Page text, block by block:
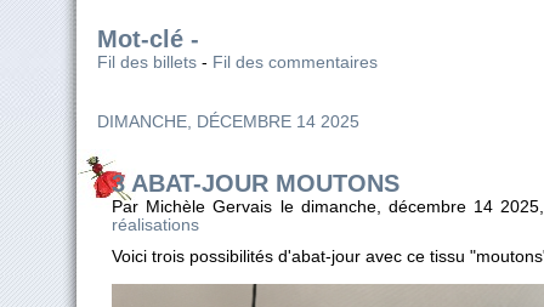
Mot-clé -
Fil des billets - Fil des commentaires
DIMANCHE, DÉCEMBRE 14 2025
3 ABAT-JOUR MOUTONS
Par Michèle Gervais le dimanche, décembre 14
réalisations
Voici trois possibilités d'abat-jour avec ce tissu